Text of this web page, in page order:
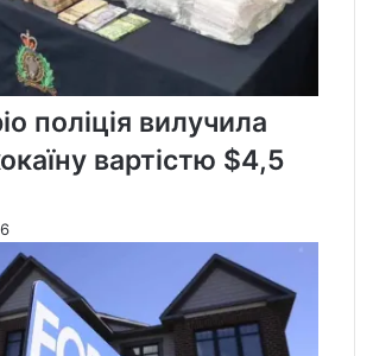
поліція вилучила
вартістю $4,5